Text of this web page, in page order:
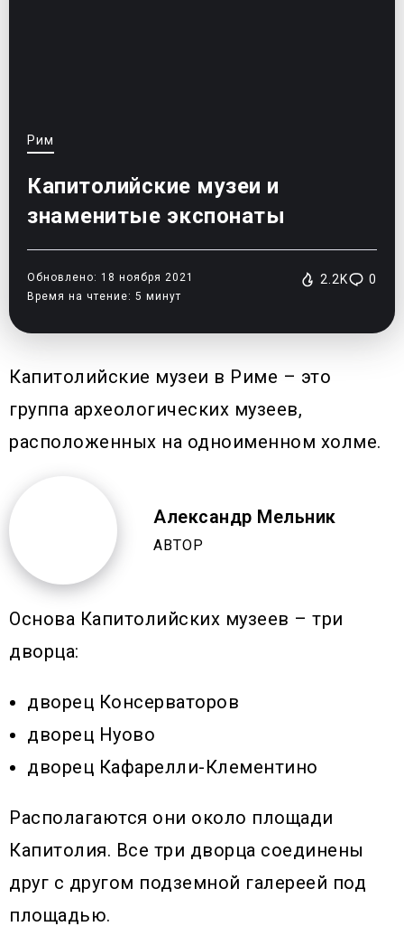
Рим
Капитолийские музеи и
знаменитые экспонаты
Обновлено: 18 ноября 2021
Время на чтение: 5 минут
2.2K 0
Капитолийские музеи в Риме – это
группа археологических музеев,
расположенных на одноименном холме.
Александр Мельник
АВТОР
Основа Капитолийских музеев – три
дворца:
дворец Консерваторов
дворец Нуово
дворец Кафарелли-Клементино
Располагаются они около площади
Капитолия. Все три дворца соединены
друг с другом подземной галереей под
площадью.